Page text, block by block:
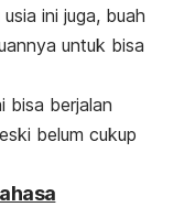
ini juga, buah
untuk bisa
bisa berjalan
belum cukup